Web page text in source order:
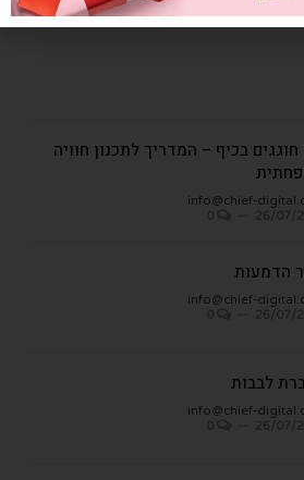
חוגגים בכיף – המדריך לתכנון חוויה
info@chief-
הדמעות
info@chief-
לבבות
info@chief-